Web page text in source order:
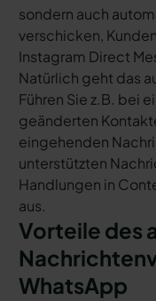
sondern auch
verschicken,
Instagram Direct
Natürlich geht das
Führen Sie z.B. bei
geänderten
eingehenden
unterstützten
Handlungen in
aus.
Vorteile des
WhatsApp